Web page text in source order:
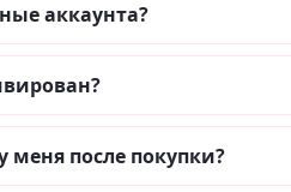
аккаунта?
меня после покупки?